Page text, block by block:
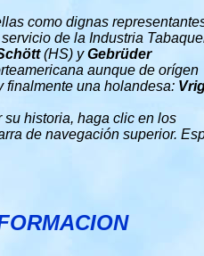
como dignas
de la Industria
(HS) yGebrüder
aunque de orígen
finalmente una holandesa:
historia, haga clic en los
de navegación superior.